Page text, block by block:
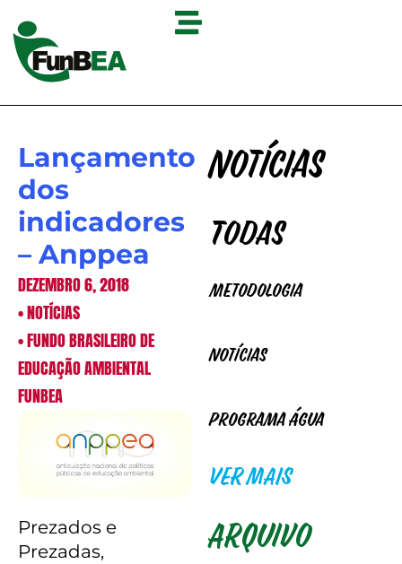
Notícias
Todas
Metodologia
Notícias
Programa Água
VER MAIS
Arquivo
Lançamento
dos
indicadores
– Anppea
DEZEMBRO 6, 2018
•NOTÍCIAS
•FUNDO BRASILEIRO DE
EDUCAÇÃO AMBIENTAL
FUNBEA
Prezados e
Prezadas,